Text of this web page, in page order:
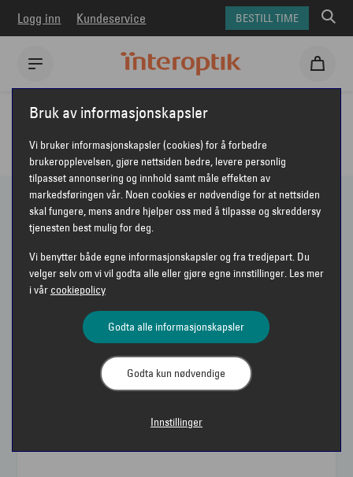
Logg inn Kundeservice BESTILL TIME
Interoptik Briller Briller for herre
BRILLER - HERRE
271 PRODUKTER
Vis bare nyheter
Sorter etter Anbefalt
VIS FILTER
Bruk av informasjonskapsler
Vi bruker informasjonskapsler (cookies) for å forbedre
brukeropplevelsen, gjøre nettsiden bedre, levere personlig
tilpasset annonsering og innhold samt måle effekten av
markedsføringen vår. Noen cookies er nødvendige for at nettsiden
skal fungere, mens andre hjelper oss med å tilpasse og skreddersy
tjenesten best mulig for deg.
Vi benytter både egne informasjonskapsler og fra tredjepart. Du
velger selv om vi vil godta alle eller gjøre egne innstillinger. Les mer
i vår cookiepolicy
Godta alle informasjonskapsler
Godta kun nødvendige
Innstillinger